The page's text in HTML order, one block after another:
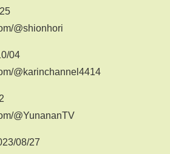
@shionhori
04
@karinchannel4414
@YunananTV
08/27